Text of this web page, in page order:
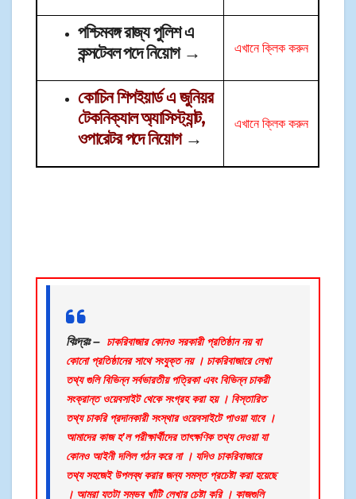
পশ্চিমবঙ্গ রাজ্য পুলিশ এ
কন্সটেবল পদে নিয়োগ → এখানে ক্লিক করুন
কোচিন শিপইয়ার্ড এ জুনিয়র
টেকনিক্যাল অ্যাসিস্ট্যান্ট,
ওপারেটর পদে নিয়োগ →
এখানে ক্লিক করুন
বিঃদ্রঃ – চাকরিবাজার কোনও সরকারী প্রতিষ্ঠান নয় বা
কোনো প্রতিষ্ঠানের সাথে সংযুক্ত নয় । চাকরিবাজারে লেখা
তথ্য গুলি বিভিন্ন সর্বভারতীয় পত্রিকা এবং বিভিন্ন চাকরী
সংক্রান্ত ওয়েবসাইট থেকে সংগ্রহ করা হয় । বিস্তারিত
তথ্য চাকরি প্রদানকারী সংস্থার ওয়েবসাইটে পাওয়া যাবে ।
আমাদের কাজ হ’ল পরীক্ষার্থীদের তাৎক্ষণিক তথ্য দেওয়া যা
কোনও আইনী দলিল গঠন করে না । যদিও চাকরিবাজারে
তথ্য সহজেই উপলব্ধ করার জন্য সমস্ত প্রচেষ্টা করা হয়েছে
। আমরা যতটা সম্ভব খাঁটি লেখার চেষ্টা করি । কাজগুলি